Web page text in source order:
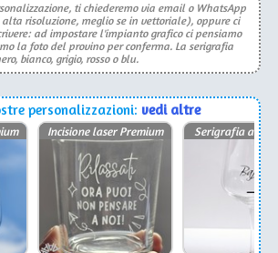
ti chiederemo via email o WhatsApp
risoluzione, meglio se in vettoriale), oppure ci
ad impostare l'impianto grafico ci pensiamo
la foto del provino per conferma. La serigrafia
bianco, grigio, rosso o blu.
personalizzazioni: vedi altre
Incisione laser Premium Serigrafia a